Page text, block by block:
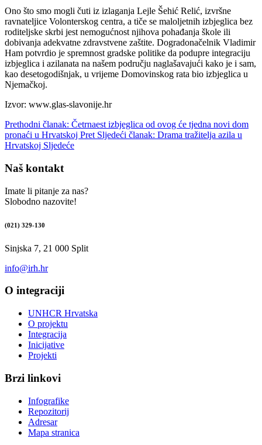
Ono što smo mogli čuti iz izlaganja Lejle Šehić Relić, izvršne
ravnateljice Volonterskog centra, a tiče se maloljetnih izbjeglica bez
roditeljske skrbi jest nemogućnost njihova pohađanja škole ili
dobivanja adekvatne zdravstvene zaštite. Dogradonačelnik Vladimir
Ham potvrdio je spremnost gradske politike da podupre integraciju
izbjeglica i azilanata na našem području naglašavajući kako je i sam,
kao desetogodišnjak, u vrijeme Domovinskog rata bio izbjeglica u
Njemačkoj.
Izvor: www.glas-slavonije.hr
Prethodni članak: Četrnaest izbjeglica od ovog će tjedna novi dom
pronaći u Hrvatskoj Pret Sljedeći članak: Drama tražitelja azila u
Hrvatskoj Sljedeće
Naš kontakt
Imate li pitanje za nas?
Slobodno nazovite!
(021) 329-130
Sinjska 7, 21 000 Split
info@irh.hr
O integraciji
UNHCR Hrvatska
O projektu
Integracija
Inicijative
Projekti
Brzi linkovi
Infografike
Repozitorij
Adresar
Mapa stranica